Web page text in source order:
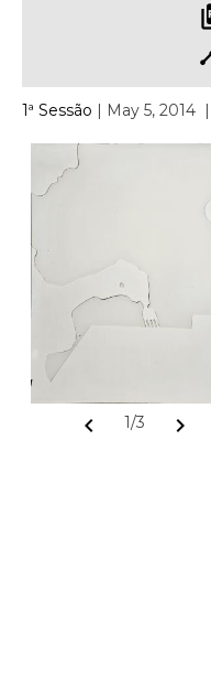
1ª Sessão | May 5, 2014
chevron_left 1/3 chevron_right